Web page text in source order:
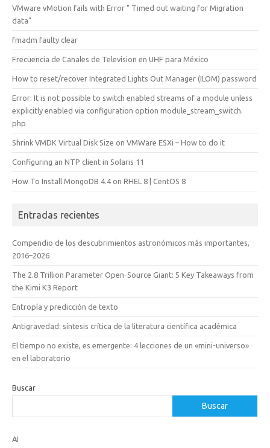
VMware vMotion fails with Error " Timed out waiting for Migration
data"
fmadm faulty clear
Frecuencia de Canales de Television en UHF para México
How to reset/recover Integrated Lights Out Manager (ILOM) password
Error: It is not possible to switch enabled streams of a module unless
explicitly enabled via configuration option module_stream_switch.
php
Shrink VMDK Virtual Disk Size on VMWare ESXi – How to do it
Configuring an NTP client in Solaris 11
How To Install MongoDB 4.4 on RHEL 8 | CentOS 8
Entradas recientes
Compendio de los descubrimientos astronómicos más importantes,
2016–2026
The 2.8 Trillion Parameter Open-Source Giant: 5 Key Takeaways from
the Kimi K3 Report
Entropía y predicción de texto
Antigravedad: síntesis crítica de la literatura científica académica
El tiempo no existe, es emergente: 4 lecciones de un «mini-universo»
en el laboratorio
Buscar
Buscar
AI